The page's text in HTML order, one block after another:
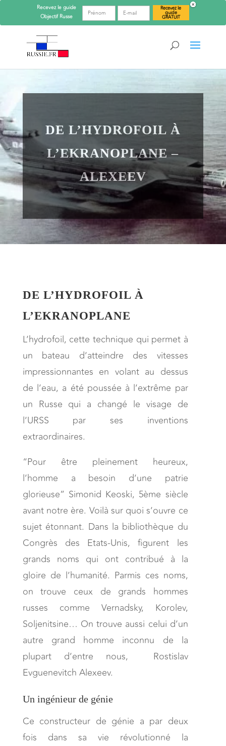
DE L’HYDROFOIL À
L’EKRANOPLANE –
ALEXEEV
DE L’HYDROFOIL À
L’EKRANOPLANE
L’hydrofoil, cette technique qui permet à
un bateau d’atteindre des vitesses
impressionnantes en volant au dessus
de l’eau, a été poussée à l’extrême par
un Russe qui a changé le visage de
l’URSS par ses inventions
extraordinaires.
“Pour être pleinement heureux,
l’homme a besoin d’une patrie
glorieuse” Simonid Keoski, 5ème siècle
avant notre ère. Voilà sur quoi s’ouvre ce
sujet étonnant. Dans la bibliothèque du
Congrès des Etats-Unis, figurent les
grands noms qui ont contribué à la
gloire de l’humanité. Parmis ces noms,
on trouve ceux de grands hommes
russes comme Vernadsky, Korolev,
Soljenitsine… On trouve aussi celui d’un
autre grand homme inconnu de la
plupart d’entre nous, Rostislav
Evguenevitch Alexeev.
Un ingénieur de génie
Ce constructeur de génie a par deux
fois dans sa vie révolutionné la
Recevez le guide
ObjectifRusse
Recevez le
guide
GRATUIT